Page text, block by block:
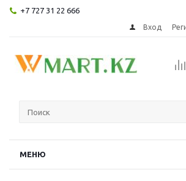
+7 727 31 22 666
Вход
МЕНЮ